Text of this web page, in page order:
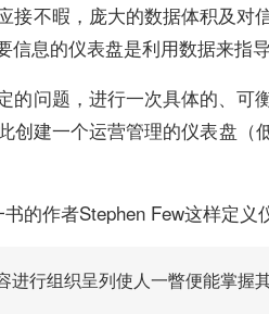
不暇，庞大的数据体积及
息的仪表盘是利用数据来指导
问题，进行一次具体的、可
建一个运营管理的仪表盘
的作者Stephen Few这样定义
行组织呈列使人一瞥便能掌握